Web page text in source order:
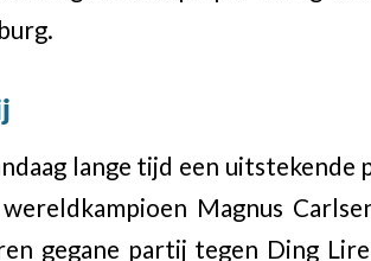
lange tijd een uitstekende
Magnus
gegane partij tegen Ding